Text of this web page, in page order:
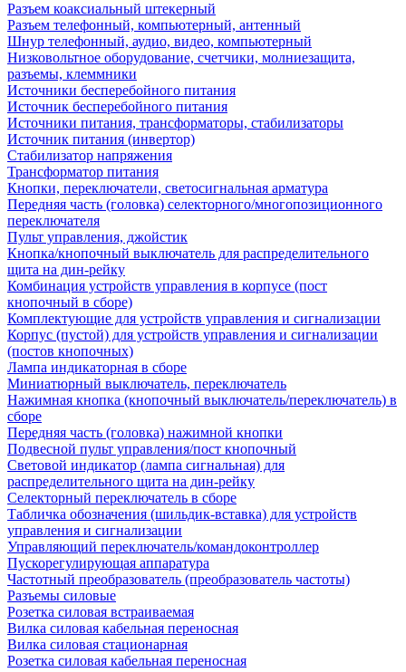
Разъем коаксиальный штекерный
Разъем телефонный, компьютерный, антенный
Шнур телефонный, аудио, видео, компьютерный
Низковольтное оборудование, счетчики, молниезащита,
разъемы, клеммники
Источники бесперебойного питания
Источник бесперебойного питания
Источники питания, трансформаторы, стабилизаторы
Источник питания (инвертор)
Стабилизатор напряжения
Трансформатор питания
Кнопки, переключатели, светосигнальная арматура
Передняя часть (головка) селекторного/многопозиционного
переключателя
Пульт управления, джойстик
Кнопка/кнопочный выключатель для распределительного
щита на дин-рейку
Комбинация устройств управления в корпусе (пост
кнопочный в сборе)
Комплектующие для устройств управления и сигнализации
Корпус (пустой) для устройств управления и сигнализации
(постов кнопочных)
Лампа индикаторная в сборе
Миниатюрный выключатель, переключатель
Нажимная кнопка (кнопочный выключатель/переключатель) в
сборе
Передняя часть (головка) нажимной кнопки
Подвесной пульт управления/пост кнопочный
Световой индикатор (лампа сигнальная) для
распределительного щита на дин-рейку
Селекторный переключатель в сборе
Табличка обозначения (шильдик-вставка) для устройств
управления и сигнализации
Управляющий переключатель/командоконтроллер
Пускорегулирующая аппаратура
Частотный преобразователь (преобразователь частоты)
Разъемы силовые
Розетка силовая встраиваемая
Вилка силовая кабельная переносная
Вилка силовая стационарная
Розетка силовая кабельная переносная